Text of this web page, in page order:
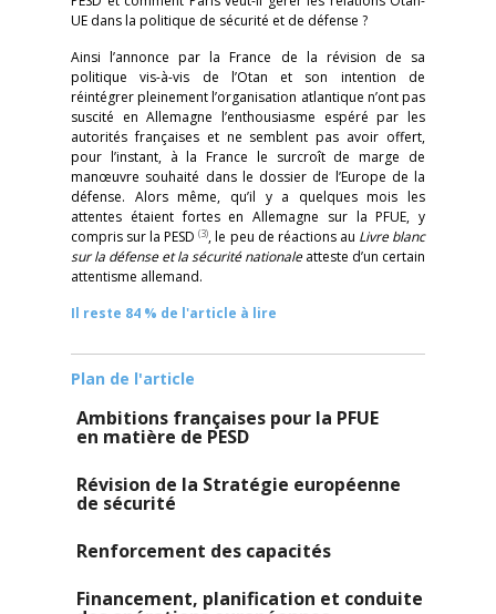
UE dans la politique de sécurité et de défense ?
Ainsi l’annonce par la France de la révision de sa
politique vis-à-vis de l’Otan et son intention de
réintégrer pleinement l’organisation atlantique n’ont pas
suscité en Allemagne l’enthousiasme espéré par les
autorités françaises et ne semblent pas avoir offert,
pour l’instant, à la France le surcroît de marge de
manœuvre souhaité dans le dossier de l’Europe de la
défense. Alors même, qu’il y a quelques mois les
attentes étaient fortes en Allemagne sur la PFUE, y
compris sur la PESD(3), le peu de réactions au Livre blanc
sur la défense et la sécurité nationaleatteste d’un certain
attentisme allemand.
Il reste 84 % de l'article à lire
Plan de l'article
Ambitions françaises pour la PFUE
en matière de PESD
Révision de la Stratégie européenne
de sécurité
Renforcement des capacités
Financement, planification et conduite